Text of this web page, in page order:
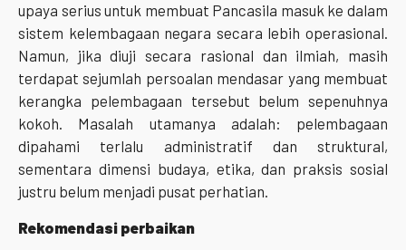
upaya serius untuk membuat Pancasila masuk ke dalam
sistem kelembagaan negara secara lebih operasional.
Namun, jika diuji secara rasional dan ilmiah, masih
terdapat sejumlah persoalan mendasar yang membuat
kerangka pelembagaan tersebut belum sepenuhnya
kokoh. Masalah utamanya adalah: pelembagaan
dipahami terlalu administratif dan struktural,
sementara dimensi budaya, etika, dan praksis sosial
justru belum menjadi pusat perhatian.
Rekomendasi perbaikan